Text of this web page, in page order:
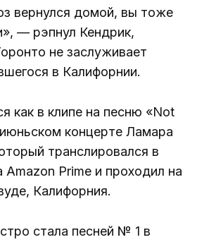
вернулся домой, вы тоже
— рэпнул Кендрик,
не заслуживает
в Калифорнии.
как в клипе на песню «Not
концерте Ламара
транслировался в
Prime и проходил на
Калифорния.
стала песней № 1 в